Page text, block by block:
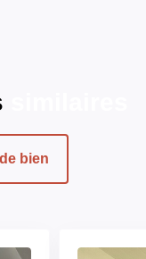
bien